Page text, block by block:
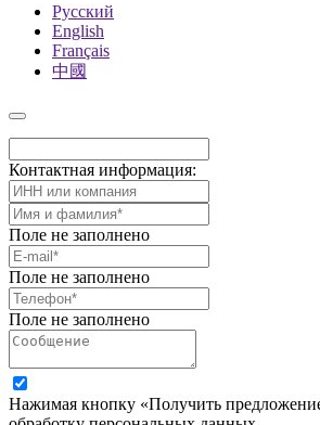
Русский
English
Français
中國
Контактная информация:
Поле не заполнено
Поле не заполнено
Поле не заполнено
Нажимая кнопку «Получить